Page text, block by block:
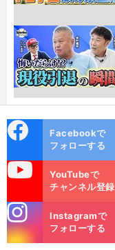
ok
Facebookで
フォローする
YouTubeで
チャンネル登録
m
Instagramで
フォローする